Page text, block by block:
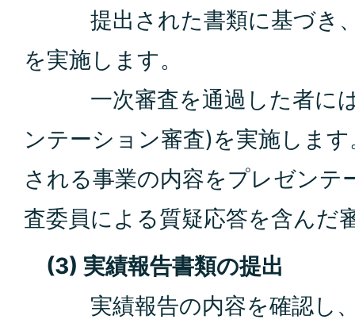
提出された書類に基づき、
を実施します。
一次審査を通過した者には
ンテーション審査)を実施しま
される事業の内容をプレゼンテ
査委員による質疑応答を含んだ
(3) 実績報告書類の提出
実績報告の内容を確認し、